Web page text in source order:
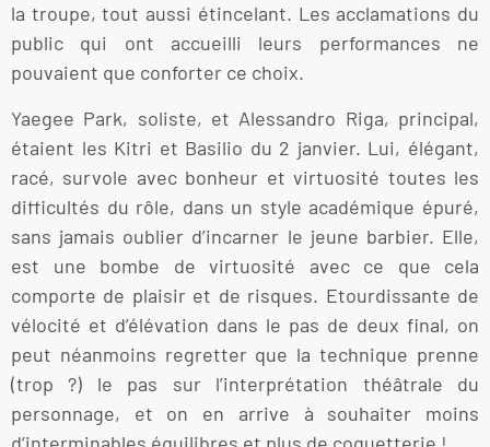
la troupe, tout aussi étincelant. Les acclamations du
public qui ont accueilli leurs performances ne
pouvaient que conforter ce choix.
Yaegee Park, soliste, et Alessandro Riga, principal,
étaient les Kitri et Basilio du 2 janvier. Lui, élégant,
racé, survole avec bonheur et virtuosité toutes les
difficultés du rôle, dans un style académique épuré,
sans jamais oublier d’incarner le jeune barbier. Elle,
est une bombe de virtuosité avec ce que cela
comporte de plaisir et de risques. Etourdissante de
vélocité et d’élévation dans le pas de deux final, on
peut néanmoins regretter que la technique prenne
(trop ?) le pas sur l’interprétation théâtrale du
personnage, et on en arrive à souhaiter moins